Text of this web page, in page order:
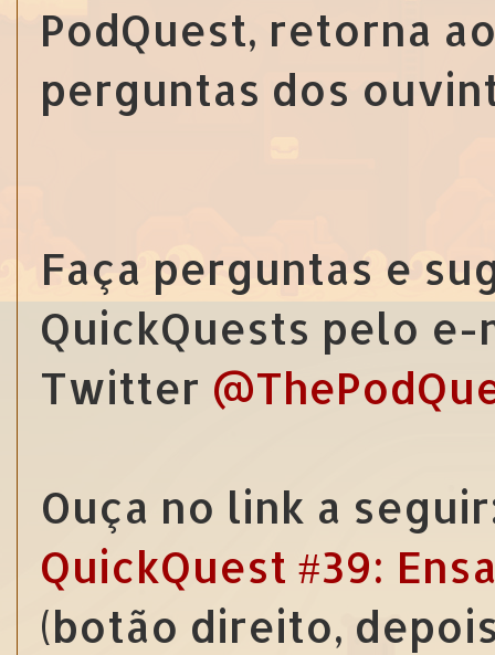
PodQuest, retorna
perguntas dos
Faça perguntas e
QuickQuests pelo
Twitter
Ouça no link a
QuickQuest #39:
(botão direito,